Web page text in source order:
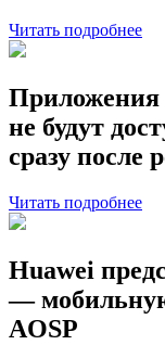
Читать подробнее
Приложения
не будут
сразу после
Читать подробнее
Huawei
—
AOSP